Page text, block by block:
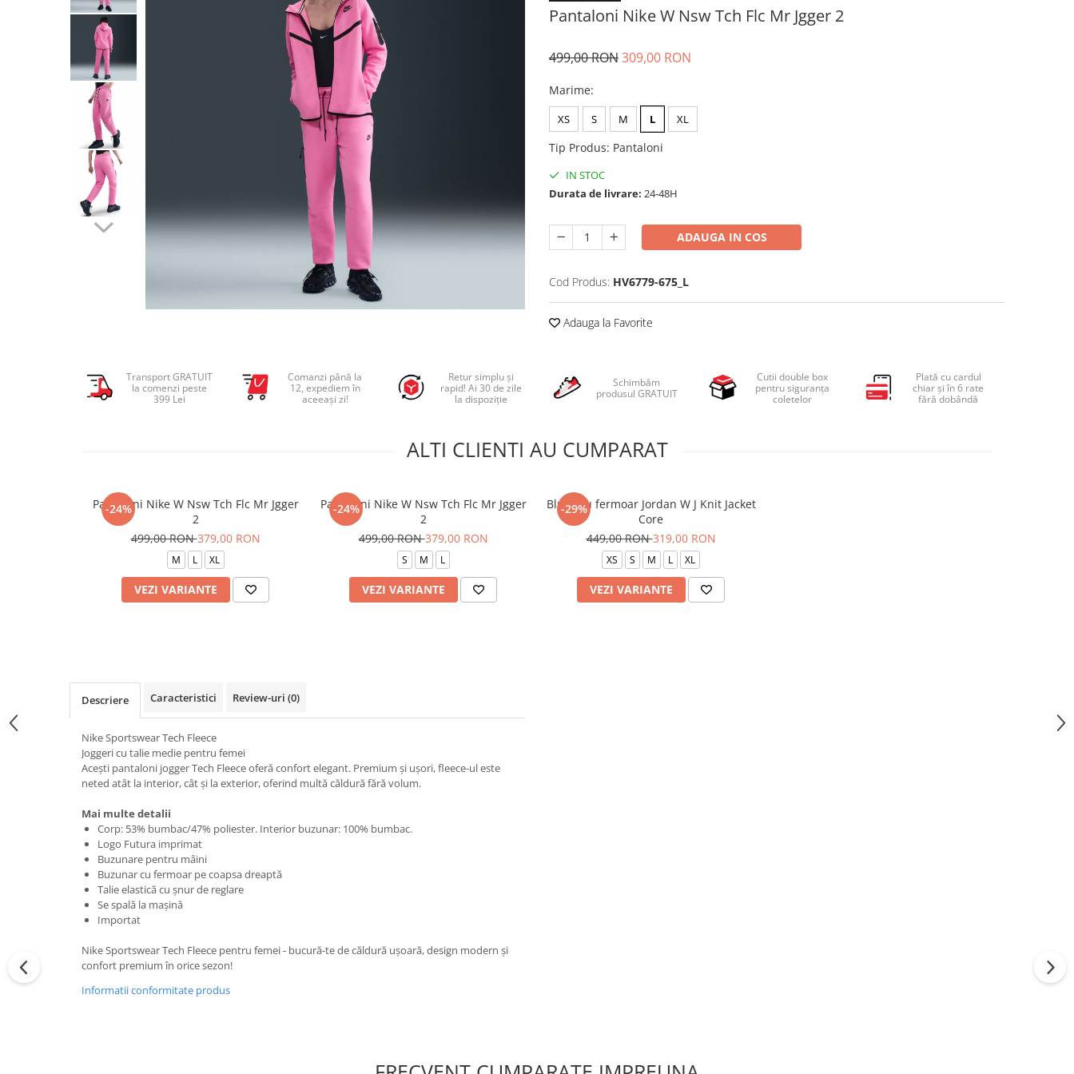
Tricouri copii
Pantaloni lungi copii
Geci si veste copii
Pantaloni scurti Copii
Ingrijire incaltaminte
Pantaloni Nike W Nsw Tch Flc Mr Jgger 2
499,00 RON309,00 RON
Marime:
XS S M L XL
Tip Produs: Pantaloni
IN STOC
Durata de livrare: 24-48H
ADAUGA IN COS
Cod Produs: HV6779-675_L
Adauga la Favorite
Transport GRATUIT
la comenzi peste
399 Lei
Comanzi până la
12, expediem în
aceeași zi!
Retur simplu și
rapid! Ai 30 de zile
la dispoziție
Schimbăm
produsul GRATUIT
Cutii double box
pentru siguranța
coletelor
Plată cu cardul
chiar și în 6 rate
fără dobândă
ALTI CLIENTI AU CUMPARAT
-24%
Pantaloni Nike W Nsw Tch Flc Mr Jgger
2
499,00 RON379,00 RON
M L XL
VEZI VARIANTE
-24%
Pantaloni Nike W Nsw Tch Flc Mr Jgger
2
499,00 RON379,00 RON
S M L
VEZI VARIANTE
-29%
Bluza cu fermoar Jordan W J Knit Jacket
Core
449,00 RON319,00 RON
XS S M L XL
VEZI VARIANTE
Descriere Caracteristici Review-uri (0)
Nike Sportswear Tech Fleece
Joggeri cu talie medie pentru femei
Acești pantaloni jogger Tech Fleece oferă confort elegant. Premium și ușori, fleece-ul este
neted atât la interior, cât și la exterior, oferind multă căldură fără volum.
Mai multe detalii
Corp: 53% bumbac/47% poliester. Interior buzunar: 100% bumbac.
Logo Futura imprimat
Buzunare pentru mâini
Buzunar cu fermoar pe coapsa dreaptă
Talie elastică cu șnur de reglare
Se spală la mașină
Importat
Nike Sportswear Tech Fleece pentru femei - bucură-te de căldură ușoară, design modern și
confort premium în orice sezon!
Informatii conformitate produs